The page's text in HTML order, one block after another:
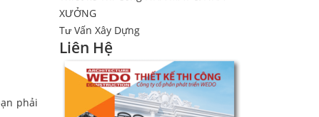
phải
XƯỞNG
Tư Vấn Xây Dựng
Liên Hệ